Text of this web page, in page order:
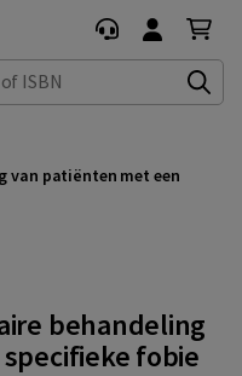
van patiënten met een
behandeling
fobie